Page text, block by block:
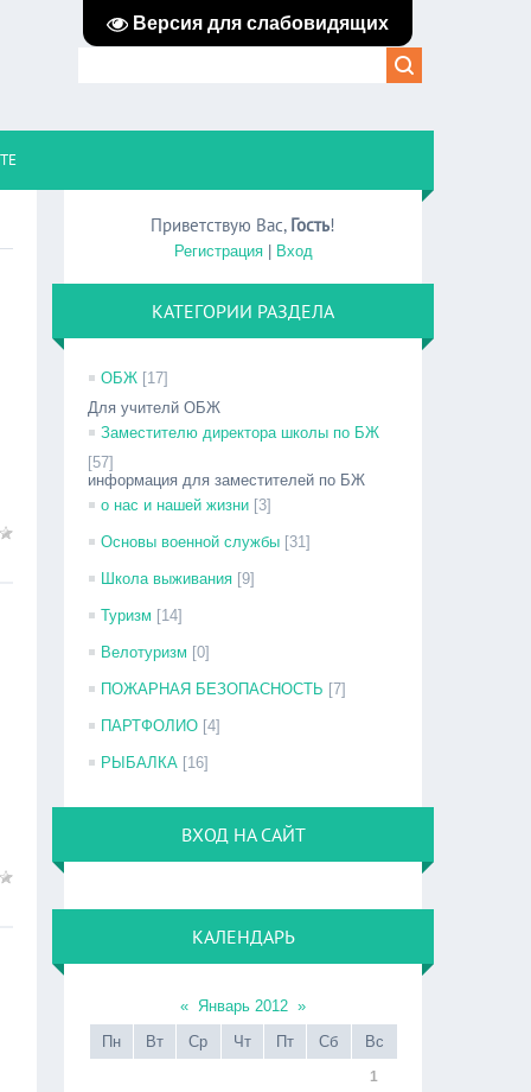
Версия для слабовидящих
Приветствую Вас, Гость!
Регистрация| Вход
КАТЕГОРИИ РАЗДЕЛА
ОБЖ [17]
Для учителй ОБЖ
Заместителю директора школы по БЖ
[57]
информация для заместителей по БЖ
о нас и нашей жизни [3]
Основы военной службы [31]
Школа выживания [9]
Туризм [14]
Велотуризм [0]
ПОЖАРНАЯ БЕЗОПАСНОСТЬ [7]
ПАРТФОЛИО [4]
РЫБАЛКА [16]
ВХОД НА САЙТ
КАЛЕНДАРЬ
« Январь 2012 »
Пн
Вт Ср Чт Пт Сб Вс
1